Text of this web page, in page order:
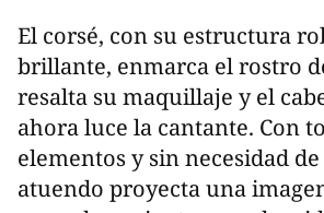
El corsé, con su estructura
brillante, enmarca el rostro
resalta su maquillaje y el
ahora luce la cantante. Con
elementos y sin necesidad
atuendo proyecta una